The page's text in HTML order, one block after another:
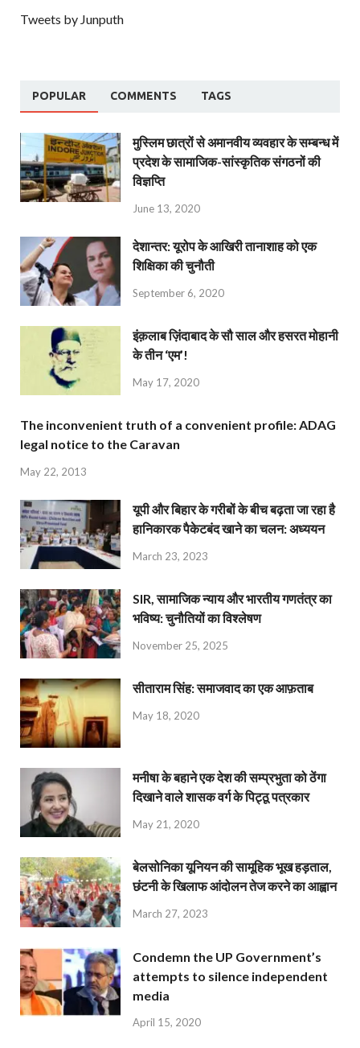
Tweets by Junputh
POPULAR COMMENTS TAGS
मुस्लिम छात्रों से अमानवीय व्यवहार के सम्बन्ध में
प्रदेश के सामाजिक-सांस्कृतिक संगठनों की
विज्ञप्ति
June 13, 2020
देशान्‍तर: यूरोप के आखिरी तानाशाह को एक
शिक्षिका की चुनौती
September 6, 2020
इंक़लाब ज़िंदाबाद के सौ साल और हसरत मोहानी
के तीन ‘एम’!
May 17, 2020
The inconvenient truth of a convenient profile: ADAG
legal notice to the Caravan
May 22, 2013
यूपी और बिहार के गरीबों के बीच बढ़ता जा रहा है
हानिकारक पैकेटबंद खाने का चलन: अध्ययन
March 23, 2023
SIR, सामाजिक न्याय और भारतीय गणतंत्र का
भविष्य: चुनौतियों का विश्लेषण
November 25, 2025
सीताराम सिंह: समाजवाद का एक आफ़ताब
May 18, 2020
मनीषा के बहाने एक देश की सम्प्रभुता को ठेंगा
दिखाने वाले शासक वर्ग के पिट्ठू पत्रकार
May 21, 2020
बेलसोनिका यूनियन की सामूहिक भूख हड़ताल,
छंटनी के खिलाफ आंदोलन तेज करने का आह्वान
March 27, 2023
Condemn the UP Government’s
attempts to silence independent
media
April 15, 2020